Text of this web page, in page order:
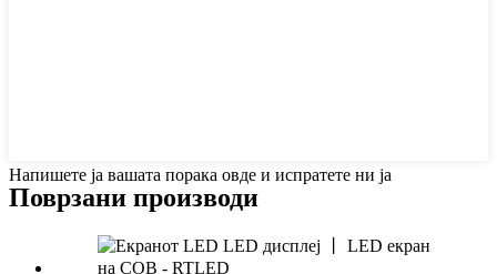
Напишете ја вашата порака овде и испратете ни ја
Поврзани производи